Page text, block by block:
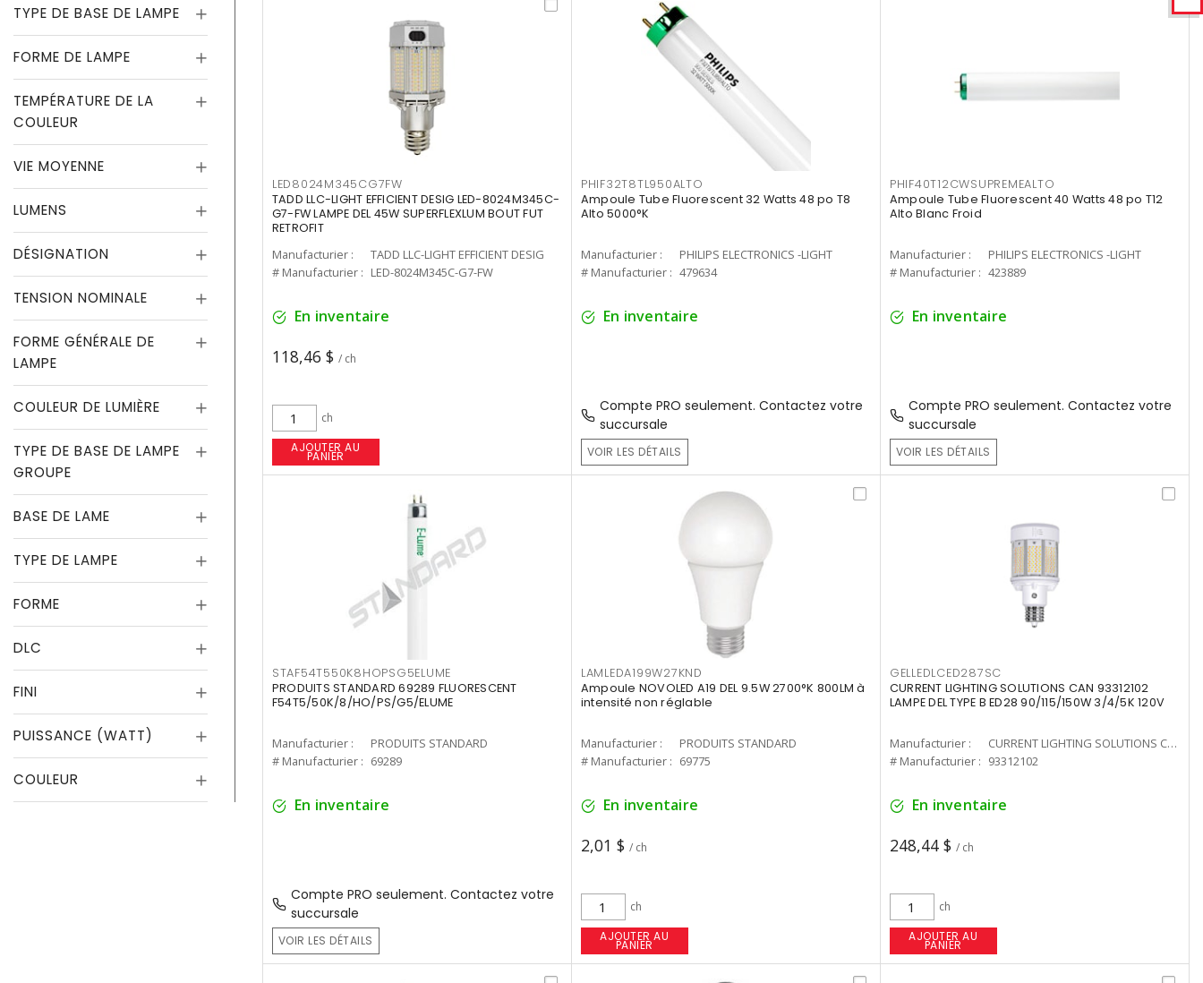
TYPE DE BASE DE LAMPE
FORME DE LAMPE
TEMPÉRATURE DE LA
COULEUR
VIE MOYENNE
LUMENS
DÉSIGNATION
TENSION NOMINALE
FORME GÉNÉRALE DE
LAMPE
COULEUR DE LUMIÈRE
TYPE DE BASE DE LAMPE
GROUPE
BASE DE LAME
TYPE DE LAMPE
FORME
DLC
FINI
PUISSANCE (WATT)
COULEUR
LED8024M345CG7FW
TADD LLC-LIGHT EFFICIENT DESIG LED-8024M345C-
G7-FW LAMPE DEL 45W SUPERFLEXLUM BOUT FUT
RETROFIT
Manufacturier :
TADD LLC-LIGHT EFFICIENT DESIG
# Manufacturier : LED-8024M345C-G7-FW
En inventaire
118,46 $ / ch
ch
AJOUTER AU
PANIER
PHIF32T8TL950ALTO
Ampoule Tube Fluorescent 32 Watts 48 po T8
Alto 5000°K
Manufacturier :
PHILIPS ELECTRONICS -LIGHT
# Manufacturier : 479634
En inventaire
Compte PRO seulement. Contactez votre
succursale
VOIR LES DÉTAILS
PHIF40T12CWSUPREMEALTO
Ampoule Tube Fluorescent 40 Watts 48 po T12
Alto Blanc Froid
Manufacturier :
PHILIPS ELECTRONICS -LIGHT
# Manufacturier : 423889
En inventaire
Compte PRO seulement. Contactez votre
succursale
VOIR LES DÉTAILS
STAF54T550K8HOPSG5ELUME
PRODUITS STANDARD 69289 FLUORESCENT
F54T5/50K/8/HO/PS/G5/ELUME
Manufacturier :
PRODUITS STANDARD
# Manufacturier : 69289
En inventaire
Compte PRO seulement. Contactez votre
succursale
VOIR LES DÉTAILS
LAMLEDA199W27KND
Ampoule NOVOLED A19 DEL 9.5W 2700°K 800LM à
intensité non réglable
Manufacturier :
PRODUITS STANDARD
# Manufacturier : 69775
En inventaire
2,01 $ / ch
ch
AJOUTER AU
PANIER
GELLEDLCED287SC
CURRENT LIGHTING SOLUTIONS CAN 93312102
LAMPE DEL TYPE B ED28 90/115/150W 3/4/5K 120V
Manufacturier :
CURRENT LIGHTING SOLUTIONS CAN
# Manufacturier : 93312102
En inventaire
248,44 $ / ch
ch
AJOUTER AU
PANIER